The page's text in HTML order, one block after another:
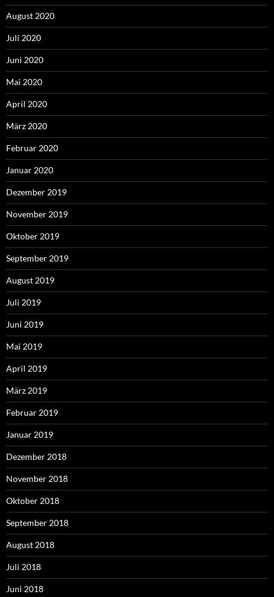
August 2020
Juli 2020
Juni 2020
Mai 2020
April 2020
März 2020
Februar 2020
Januar 2020
Dezember 2019
November 2019
Oktober 2019
September 2019
August 2019
Juli 2019
Juni 2019
Mai 2019
April 2019
März 2019
Februar 2019
Januar 2019
Dezember 2018
November 2018
Oktober 2018
September 2018
August 2018
Juli 2018
Juni 2018